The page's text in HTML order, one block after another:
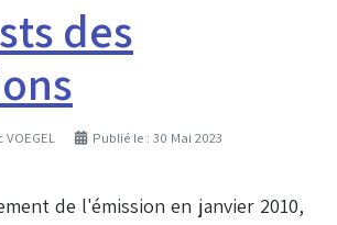
des
VOEGEL
Publié le : 30 Mai 2023
de l'émission en janvier 2010,